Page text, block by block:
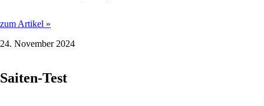
zum Artikel »
700
Clears
24. November 2024
Saiten-Test